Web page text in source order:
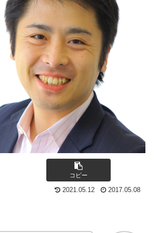
コピー
2021.05.12 2017.05.08